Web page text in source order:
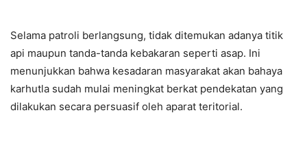
Selama patroli berlangsung, tidak ditemukan adanya titik
api maupun tanda-tanda kebakaran seperti asap. Ini
menunjukkan bahwa kesadaran masyarakat akan bahaya
karhutla sudah mulai meningkat berkat pendekatan yang
dilakukan secara persuasif oleh aparat teritorial.